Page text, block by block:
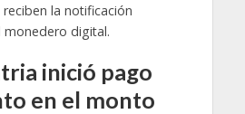
la notificación
monedero digital.
inició pago
en el monto